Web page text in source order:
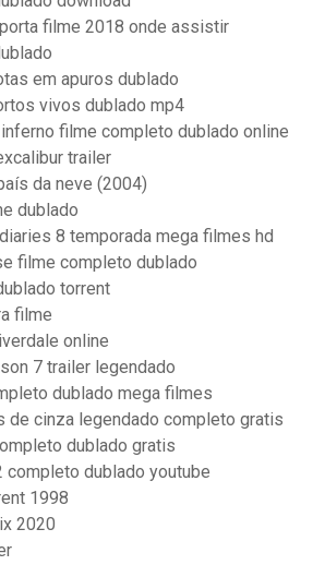
filme 2018 onde assistir
em apuros dublado
vivos dublado mp4
filme completo dublado online
trailer
da neve (2004)
dublado
8 temporada mega filmes hd
filme completo dublado
torrent
filme
online
7 trailer legendado
dublado mega filmes
cinza legendado completo gratis
dublado gratis
completo dublado youtube
1998
2020